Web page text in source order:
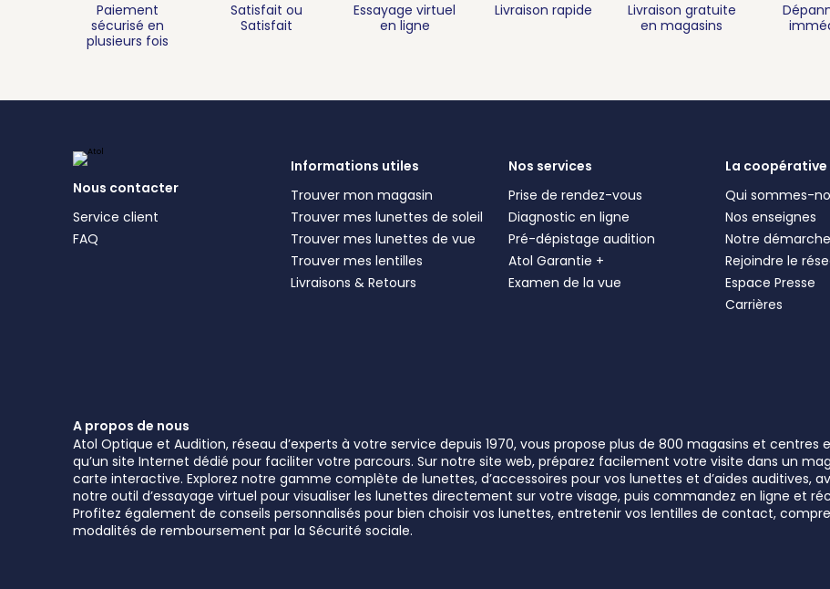
Paiement
sécurisé en
plusieurs fois
Satisfait ou
Satisfait
Essayage virtuel
en ligne
Livraison rapide
Livraison gratuite
en magasins
Nous contacter
Service client
FAQ
Informations utiles
Trouver mon magasin
Trouver mes lunettes de soleil
Trouver mes lunettes de vue
Trouver mes lentilles
Livraisons & Retours
Nos services
Prise de rendez-vous
Diagnostic en ligne
Pré-dépistage audition
Atol Garantie +
Examen de la vue
La
Qui sommes-
Nos enseignes
Notre
Rejoindre le
Espace Presse
Carrières
A propos de nous
Atol Optique et Audition, réseau d’experts à votre service depuis 1970, vous propose plus de 800 magasins et
qu’un site Internet dédié pour faciliter votre parcours. Sur notre site web, préparez facilement votre visite dans un
carte interactive. Explorez notre gamme complète de lunettes, d’accessoires pour vos lunettes et d’aides auditives,
notre outil d’essayage virtuel pour visualiser les lunettes directement sur votre visage, puis commandez en ligne et
Profitez également de conseils personnalisés pour bien choisir vos lunettes, entretenir vos lentilles de contact,
modalités de remboursement par la Sécurité sociale.